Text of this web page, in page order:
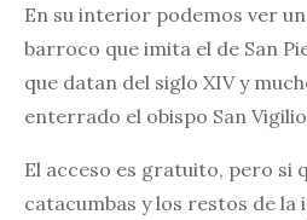
En su interior podemos ver
barroco que imita el de San
que datan del siglo XIV y
enterrado el obispo San
El acceso es gratuito, pero si
catacumbas y los restos de la